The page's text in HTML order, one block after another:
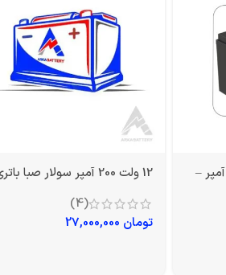
باتری یو پی اس 12ولت 100 آمپر –
12 ولت 200 آمپر سولار صبا باتری
(4)
تومان